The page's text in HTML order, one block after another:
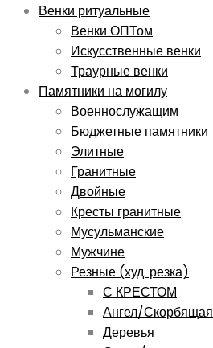
Венки ритуальные
Венки ОПТом
Искусственные венки
Траурные венки
Памятники на могилу
Военнослужащим
Бюджетные памятники
Элитные
Гранитные
Двойные
Кресты гранитные
Мусульманские
Мужчине
Резные (худ. резка)
С КРЕСТОМ
Ангел/Скорбящая
Деревья